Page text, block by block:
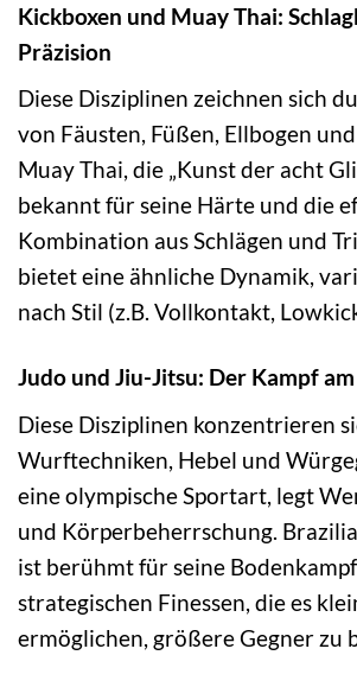
Kickboxen und Muay Thai:
Präzision
Diese Disziplinen zeichnen sich
von Fäusten, Füßen, Ellbogen
Muay Thai, die „Kunst der acht
bekannt für seine Härte und die
Kombination aus Schlägen und
bietet eine ähnliche Dynamik,
nach Stil (z.B. Vollkontakt,
Judo und Jiu-Jitsu: Der Kampf
Diese Disziplinen konzentrieren
Wurftechniken, Hebel und
eine olympische Sportart, legt
und Körperbeherrschung.
ist berühmt für seine
strategischen Finessen, die es
ermöglichen, größere Gegner zu